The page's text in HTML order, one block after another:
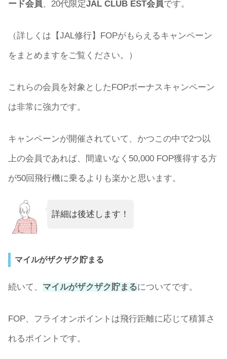
ード会員、20代限定JAL CLUB EST会員です。
（詳しくは【JAL修行】FOPがもらえるキャンペーン
をまとめますをご覧ください。）
これらの会員を対象としたFOPボーナスキャンペーン
は非常に強力です。
キャンペーンが開催されていて、かつこの中で2つ以
上の会員であれば、間違いなく50,000 FOP獲得する方
が50回飛行機に乗るよりも楽かと思います。
詳細は後述します！
マイルがザクザク貯まる
続いて、 マイルがザクザク貯まるについてです。
FOP、フライオンポイントは飛行距離に応じて積算さ
れるポイントです。